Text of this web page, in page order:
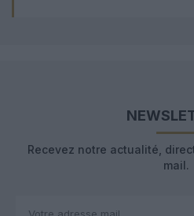
Recevez notre actualité,
mail.